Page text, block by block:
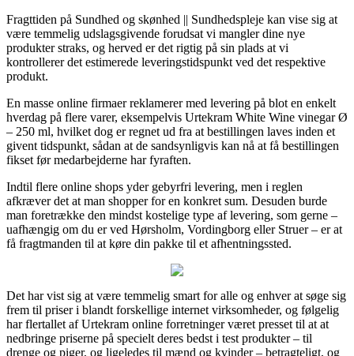
Fragttiden på Sundhed og skønhed || Sundhedspleje kan vise sig at
være temmelig udslagsgivende forudsat vi mangler dine nye
produkter straks, og herved er det rigtig på sin plads at vi
kontrollerer det estimerede leveringstidspunkt ved det respektive
produkt.
En masse online firmaer reklamerer med levering på blot en enkelt
hverdag på flere varer, eksempelvis Urtekram White Wine vinegar Ø
– 250 ml, hvilket dog er regnet ud fra at bestillingen laves inden et
givent tidspunkt, sådan at de sandsynligvis kan nå at få bestillingen
fikset før medarbejderne har fyraften.
Indtil flere online shops yder gebyrfri levering, men i reglen
afkræver det at man shopper for en konkret sum. Desuden burde
man foretrække den mindst kostelige type af levering, som gerne –
uafhængig om du er ved Hørsholm, Vordingborg eller Struer – er at
få fragtmanden til at køre din pakke til et afhentningssted.
Det har vist sig at være temmelig smart for alle og enhver at søge sig
frem til priser i blandt forskellige internet virksomheder, og følgelig
har flertallet af Urtekram online forretninger været presset til at at
nedbringe priserne på specielt deres bedst i test produkter – til
drenge og piger, og ligeledes til mænd og kvinder – betragteligt, og